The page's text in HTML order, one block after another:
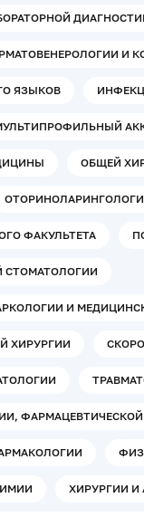
И
ЯЗЫКОВ
ОБЩЕЙ
ФАКУЛЬТЕТА
СТОМАТОЛОГИИ
И
ХИРУРГИИ
ХИРУРГИИ И